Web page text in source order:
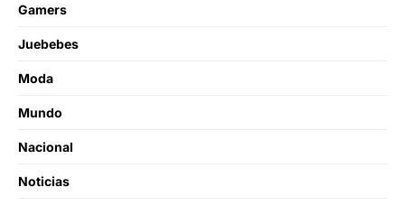
Gamers
Juebebes
Moda
Mundo
Nacional
Noticias